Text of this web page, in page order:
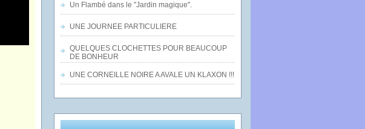
Un Flambé dans le "Jardin magique".
UNE JOURNEE PARTICULIERE
QUELQUES CLOCHETTES POUR BEAUCOUP
DE BONHEUR
UNE CORNEILLE NOIRE A AVALE UN KLAXON !!!